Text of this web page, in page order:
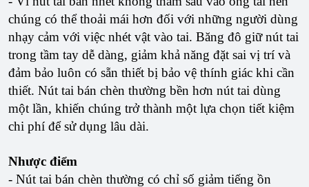
chúng có thể thoải mái hơn đối với những người dùng
nhạy cảm với việc nhét vật vào tai. Băng đô giữ nút tai
trong tầm tay dễ dàng, giảm khả năng đặt sai vị trí và
đảm bảo luôn có sẵn thiết bị bảo vệ thính giác khi cần
thiết. Nút tai bán chèn thường bền hơn nút tai dùng
một lần, khiến chúng trở thành một lựa chọn tiết kiệm
chi phí để sử dụng lâu dài.
Nhược điểm
- Nút tai bán chèn thường có chỉ số giảm tiếng ồn